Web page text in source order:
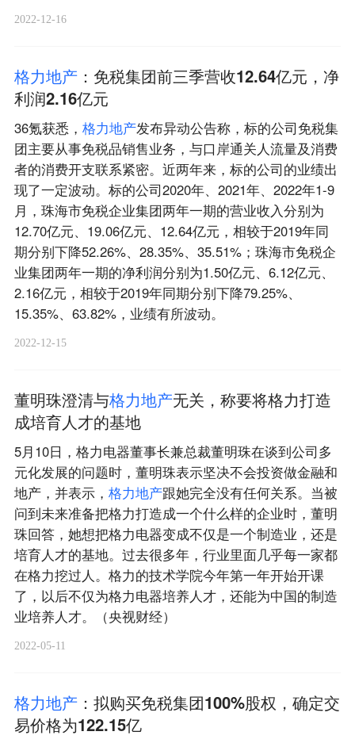
2022-12-16
格力地产：免税集团前三季营收12.64亿元，净
利润2.16亿元
36氪获悉， 格力地产发布异动公告称，标的公司免税集
团主要从事免税品销售业务，与口岸通关人流量及消费
者的消费开支联系紧密。近两年来，标的公司的业绩出
现了一定波动。标的公司2020年、2021年、2022年1-9
月，珠海市免税企业集团两年一期的营业收入分别为
12.70亿元、19.06亿元、12.64亿元，相较于2019年同
期分别下降52.26%、28.35%、35.51%；珠海市免税企
业集团两年一期的净利润分别为1.50亿元、6.12亿元、
2.16亿元，相较于2019年同期分别下降79.25%、
15.35%、63.82%，业绩有所波动。
2022-12-15
董明珠澄清与格力地产无关，称要将格力打造
成培育人才的基地
5月10日，格力电器董事长兼总裁董明珠在谈到公司多
元化发展的问题时，董明珠表示坚决不会投资做金融和
地产，并表示， 格力地产跟她完全没有任何关系。当被
问到未来准备把格力打造成一个什么样的企业时，董明
珠回答，她想把格力电器变成不仅是一个制造业，还是
培育人才的基地。过去很多年，行业里面几乎每一家都
在格力挖过人。格力的技术学院今年第一年开始开课
了，以后不仅为格力电器培养人才，还能为中国的制造
业培养人才。（央视财经）
2022-05-11
格力地产：拟购买免税集团100%股权，确定交
易价格为122.15亿